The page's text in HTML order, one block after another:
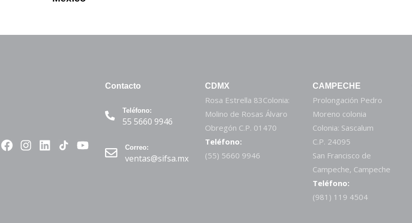
Contacto
Teléfono:
55 5660 9946
Correo:
ventas@sifsa.mx
CDMX
Rosa Estrella 83Colonia:
Molino de Rosas Álvaro
Obregón C.P. 01470
Teléfono:
(55) 5660 9946
CAMPECHE
Prolongación Pedro
Moreno colonia
Colonia: Sascalum
C.P. 24095
San Francisco de
Campeche, Campeche
Teléfono:
(981) 119 4504